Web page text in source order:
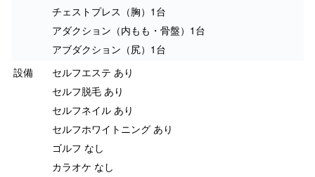
チェストプレス（胸）1台
アダクション（内もも・骨盤）1台
アブダクション（尻）1台
設備
セルフエステ あり
セルフ脱毛 あり
セルフネイル あり
セルフホワイトニング あり
ゴルフ なし
カラオケ なし